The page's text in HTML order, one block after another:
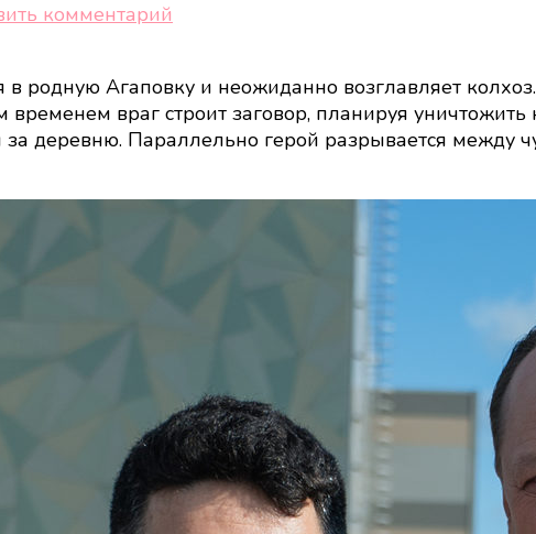
комментарий
Путь
к
успеху
кадры,
сюжет,
ролях
родную Агаповку и неожиданно возглавляет
временем враг строит заговор, планируя
деревню. Параллельно герой разрывается между